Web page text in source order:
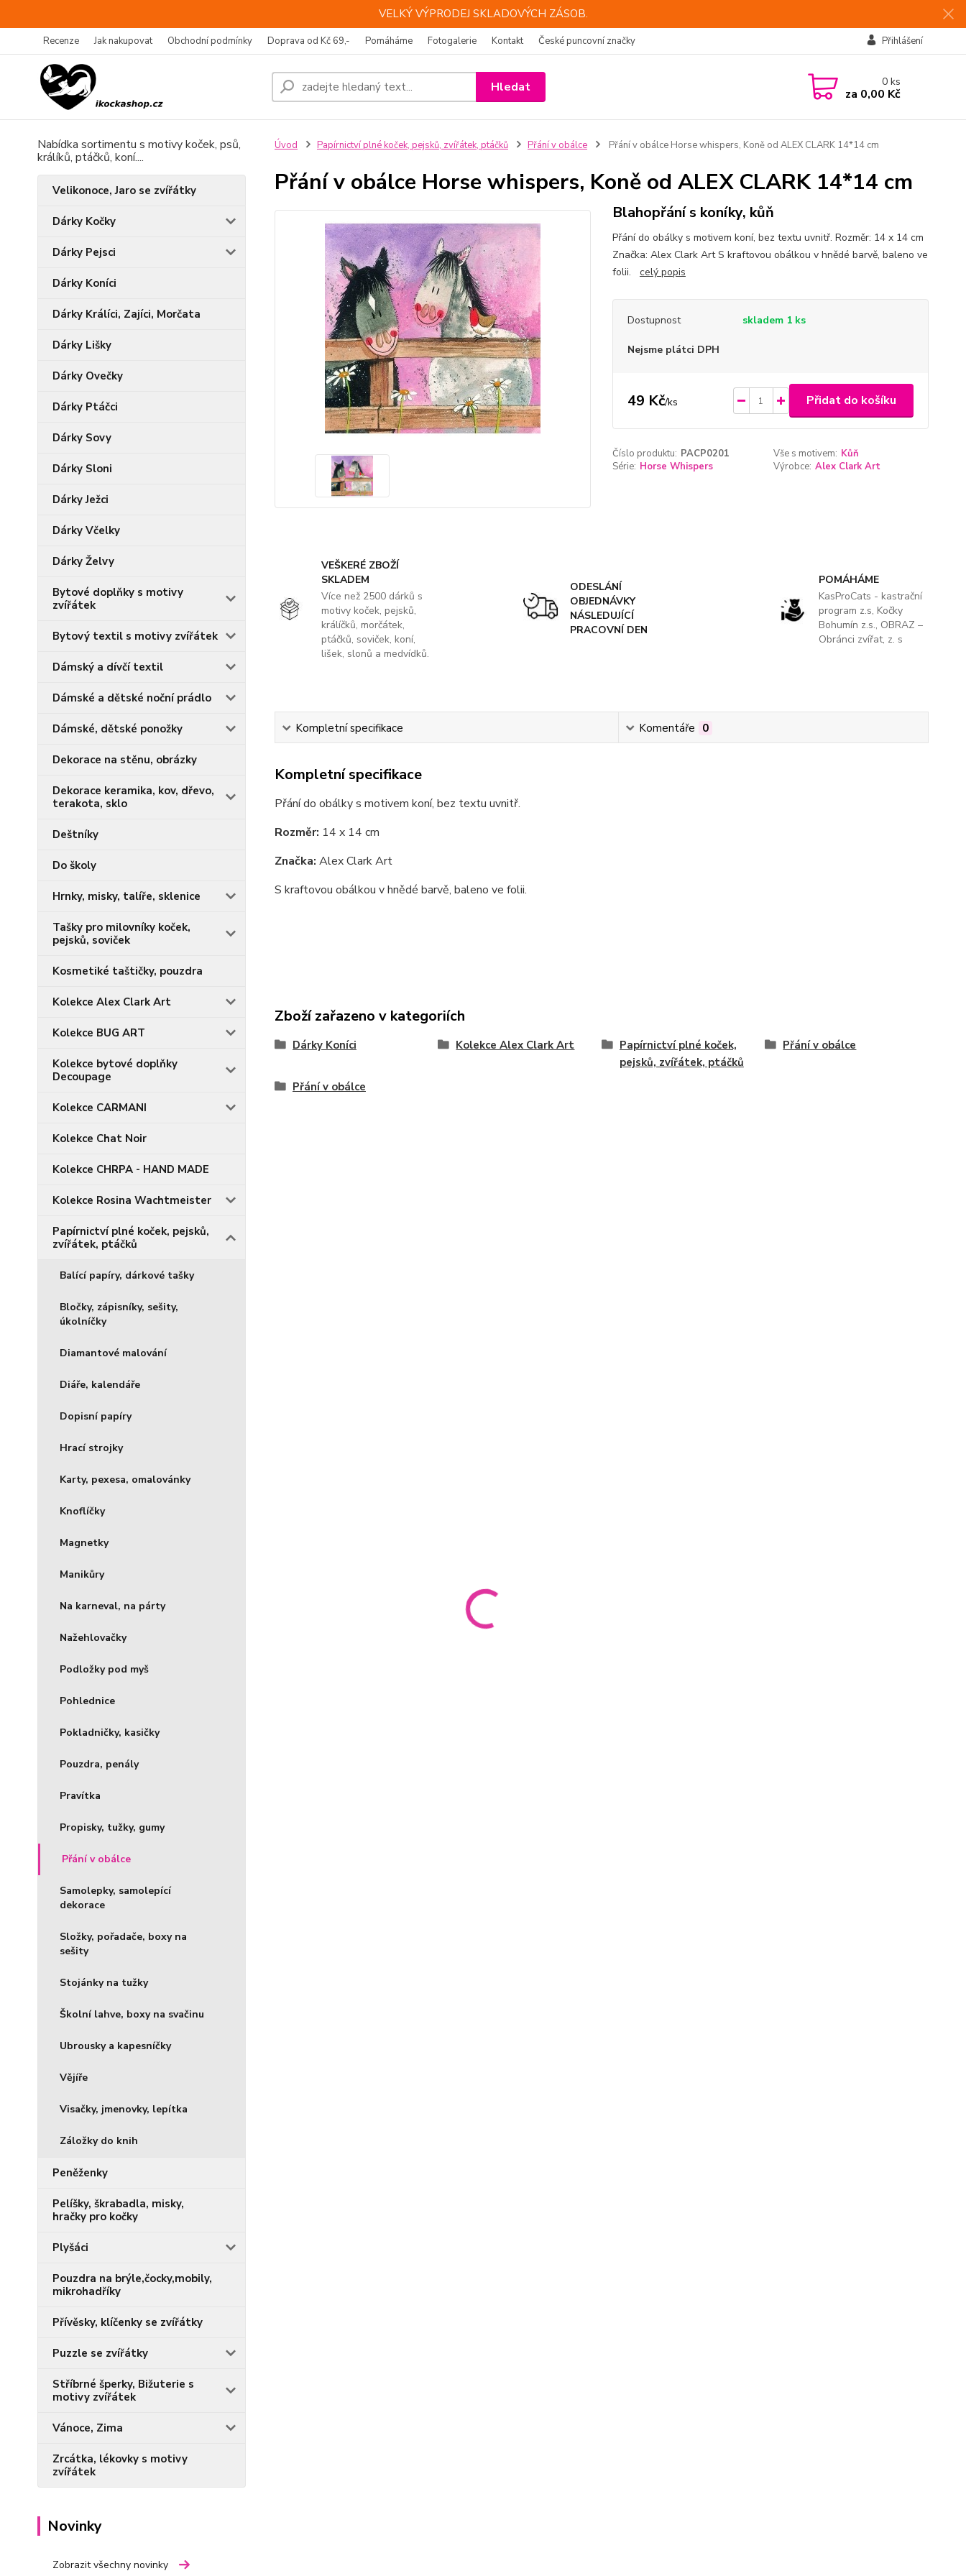
VELKÝ VÝPRODEJ SKLADOVÝCH ZÁSOB.
Recenze Jak nakupovat Obchodní podmínky Doprava od Kč 69,- Pomáháme Fotogalerie Kontakt České puncovní značky Přihlášení
Hledat 0ks
za 0,00 Kč
Nabídka sortimentu s motivy koček, psů,
králíků, ptáčků, koní....
Velikonoce, Jaro se zvířátky
Dárky Kočky
Dárky Pejsci
Dárky Koníci
Dárky Králíci, Zajíci, Morčata
Dárky Lišky
Dárky Ovečky
Dárky Ptáčci
Dárky Sovy
Dárky Sloni
Dárky Ježci
Dárky Včelky
Dárky Želvy
Bytové doplňky s motivy
zvířátek
Bytový textil s motivy zvířátek
Dámský a dívčí textil
Dámské a dětské noční prádlo
Dámské, dětské ponožky
Dekorace na stěnu, obrázky
Dekorace keramika, kov, dřevo,
terakota, sklo
Deštníky
Do školy
Hrnky, misky, talíře, sklenice
Tašky pro milovníky koček,
pejsků, soviček
Kosmetiké taštičky, pouzdra
Kolekce Alex Clark Art
Kolekce BUG ART
Kolekce bytové doplňky
Decoupage
Kolekce CARMANI
Kolekce Chat Noir
Kolekce CHRPA - HAND MADE
Kolekce Rosina Wachtmeister
Papírnictví plné koček, pejsků,
zvířátek, ptáčků
Balící papíry, dárkové tašky
Bločky, zápisníky, sešity,
úkolníčky
Diamantové malování
Diáře, kalendáře
Dopisní papíry
Hrací strojky
Karty, pexesa, omalovánky
Knoflíčky
Magnetky
Manikůry
Na karneval, na párty
Nažehlovačky
Podložky pod myš
Pohlednice
Pokladničky, kasičky
Pouzdra, penály
Pravítka
Propisky, tužky, gumy
Přání v obálce
Samolepky, samolepící
dekorace
Složky, pořadače, boxy na
sešity
Stojánky na tužky
Školní lahve, boxy na svačinu
Ubrousky a kapesníčky
Vějíře
Visačky, jmenovky, lepítka
Záložky do knih
Peněženky
Pelíšky, škrabadla, misky,
hračky pro kočky
Plyšáci
Pouzdra na brýle,čocky,mobily,
mikrohadříky
Přívěsky, klíčenky se zvířátky
Puzzle se zvířátky
Stříbrné šperky, Bižuterie s
motivy zvířátek
Vánoce, Zima
Zrcátka, lékovky s motivy
zvířátek
Novinky
Zobrazit všechny novinky
Úvod Papírnictví plné koček, pejsků, zvířátek, ptáčků Přání v obálce Přání v obálce Horse whispers, Koně od ALEX CLARK 14*14 cm
Přání v obálce Horse whispers, Koně od ALEX CLARK 14*14 cm
Blahopřání s koníky, kůň
Přání do obálky s motivem koní, bez textu uvnitř. Rozměr: 14 x 14 cm
Značka: Alex Clark Art S kraftovou obálkou v hnědé barvě, baleno ve
folii. celý popis
Dostupnost skladem 1 ks
Nejsme plátci DPH
49 Kč/ks Přidat do košíku
Číslo produktu: PACP0201 Vše s motivem: Kůň
Série: Horse Whispers Výrobce: Alex Clark Art
VEŠKERÉ ZBOŽÍ
SKLADEM
Více než 2500 dárků s
motivy koček, pejsků,
králíčků, morčátek,
ptáčků, soviček, koní,
lišek, slonů a medvídků.
ODESLÁNÍ
OBJEDNÁVKY
NÁSLEDUJÍCÍ
PRACOVNÍ DEN
POMÁHÁME
KasProCats - kastrační
program z.s, Kočky
Bohumín z.s., OBRAZ –
Obránci zvířat, z. s
Kompletní specifikace Komentáře 0
Kompletní specifikace
Přání do obálky s motivem koní, bez textu uvnitř.
Rozměr: 14 x 14 cm
Značka: Alex Clark Art
S kraftovou obálkou v hnědé barvě, baleno ve folii.
Zboží zařazeno v kategoriích
Dárky Koníci Kolekce Alex Clark Art
Papírnictví plné koček,
pejsků, zvířátek, ptáčků
Přání v obálce
Přání v obálce